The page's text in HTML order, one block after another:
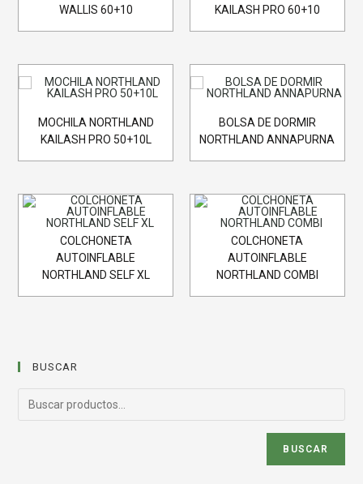
WALLIS 60+10
KAILASH PRO 60+10
MOCHILA NORTHLAND
KAILASH PRO 50+10L
BOLSA DE DORMIR
NORTHLAND ANNAPURNA
COLCHONETA
AUTOINFLABLE
NORTHLAND SELF XL
COLCHONETA
AUTOINFLABLE
NORTHLAND COMBI
BUSCAR
BUSCAR